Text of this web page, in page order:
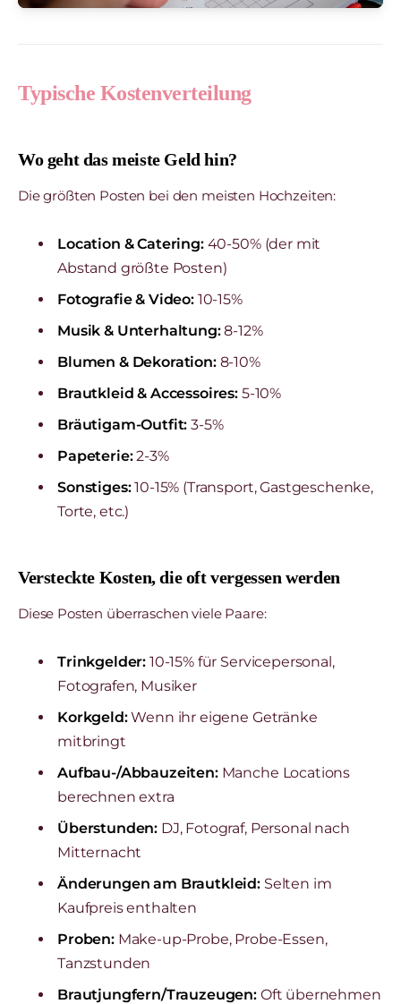
Typische Kostenverteilung
Wo geht das meiste Geld hin?
Die größten Posten bei den meisten Hochzeiten:
Location & Catering:40-50% (der mit
Abstand größte Posten)
Fotografie & Video:10-15%
Musik & Unterhaltung:8-12%
Blumen & Dekoration:8-10%
Brautkleid & Accessoires: 5-10%
Bräutigam-Outfit: 3-5%
Papeterie:2-3%
Sonstiges:10-15% (Transport, Gastgeschenke,
Torte, etc.)
Versteckte Kosten, die oft vergessen werden
Diese Posten überraschen viele Paare:
Trinkgelder: 10-15% für Servicepersonal,
Fotografen, Musiker
Korkgeld:Wenn ihr eigene Getränke
mitbringt
Aufbau-/Abbauzeiten:Manche Locations
berechnen extra
Überstunden: DJ, Fotograf, Personal nach
Mitternacht
Änderungen am Brautkleid: Selten im
Kaufpreis enthalten
Proben:Make-up-Probe, Probe-Essen,
Tanzstunden
Brautjungfern/Trauzeugen: Oft übernehmen